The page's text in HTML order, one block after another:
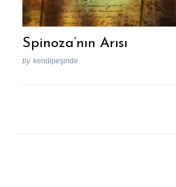
Spinoza’nın Arısı
by kendipeşinde